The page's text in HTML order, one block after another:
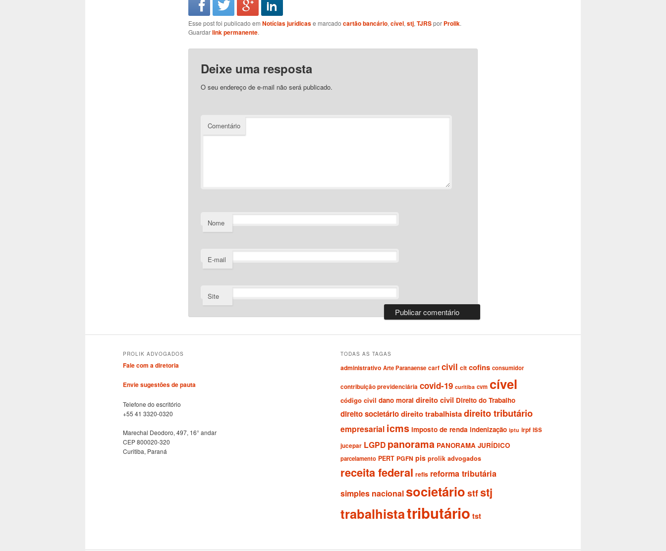
Esse post foi publicado em Notícias jurídicase marcado cartão bancário, cível, stj, TJRSpor Prolik.
Guardarlink permanente.
Deixe uma resposta
O seu endereço de e-mail não será publicado.
Comentário
Nome
E-mail
Site
PROLIK ADVOGADOS
Fale com a diretoria
Envie sugestões de pauta
Telefone do escritório
+55 41 3320-0320
Marechal Deodoro, 497, 16° andar
CEP 800020-320
Curitiba, Paraná
TODAS AS TAGAS
administrativo Arte Paranaense carf civil clt cofins consumidor
contribuição previdenciária covid-19 curitiba cvm cível
código civil dano moral direito civil Direito do Trabalho
direito societáriodireito trabalhistadireito tributário
empresarial icms imposto de renda indenização iptu irpf ISS
jucepar LGPD panorama PANORAMA JURÍDICO
parcelamento PERT PGFN pis prolik advogados
receita federal refis reforma tributária
simples nacionalsocietário stfstj
trabalhistatributário tst